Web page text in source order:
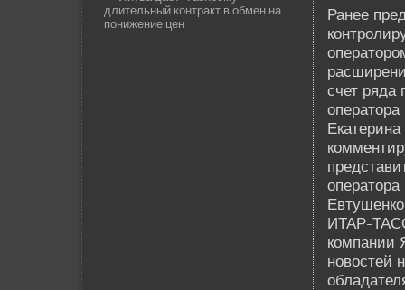
длительный контракт в обмен на
понижение цен
Ранее
счет ряда
ИТАР-
компании
новостей